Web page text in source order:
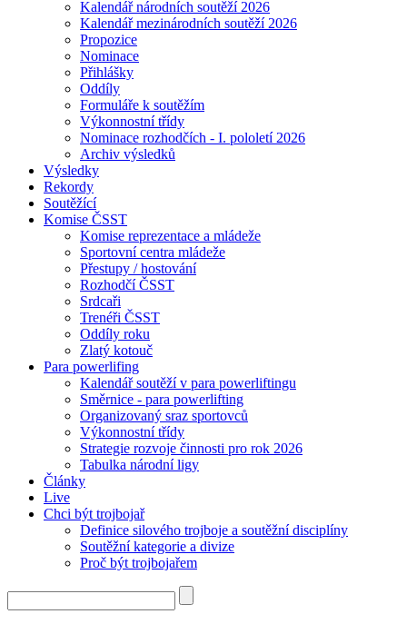
Kalendář národních soutěží 2026
Kalendář mezinárodních soutěží 2026
Propozice
Nominace
Přihlášky
Oddíly
Formuláře k soutěžím
Výkonnostní třídy
Nominace rozhodčích - I. pololetí 2026
Archiv výsledků
Výsledky
Rekordy
Soutěžící
Komise ČSST
Komise reprezentace a mládeže
Sportovní centra mládeže
Přestupy / hostování
Rozhodčí ČSST
Srdcaři
Trenéři ČSST
Oddíly roku
Zlatý kotouč
Para powerlifing
Kalendář soutěží v para powerliftingu
Směrnice - para powerlifting
Organizovaný sraz sportovců
Výkonnostní třídy
Strategie rozvoje činnosti pro rok 2026
Tabulka národní ligy
Články
Live
Chci být trojbojař
Definice silového trojboje a soutěžní disciplíny
Soutěžní kategorie a divize
Proč být trojbojařem